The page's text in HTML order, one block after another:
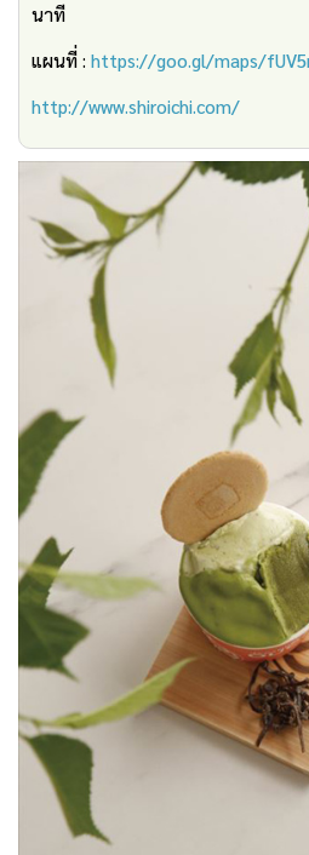
นาที
แผนที่ : https://goo.gl/maps/
http://www.shiroichi.com/